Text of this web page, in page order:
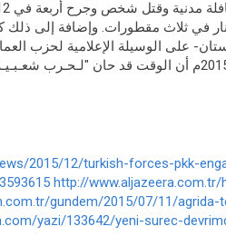
في ثلاث مقطورات. وإضافة إلى
2015/12/turkish-forces-pkk-
http://www.aljazeera.com.tr/
gundem/2015/07/11/agrida-
yazi/133642/yeni-surec-